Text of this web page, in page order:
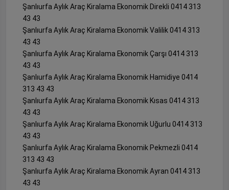
Şanlıurfa Aylık Araç Kiralama Ekonomik Direkli 0414 313
43 43
Şanlıurfa Aylık Araç Kiralama Ekonomik Valilik 0414 313
43 43
Şanlıurfa Aylık Araç Kiralama Ekonomik Çarşı 0414 313
43 43
Şanlıurfa Aylık Araç Kiralama Ekonomik Hamidiye 0414
313 43 43
Şanlıurfa Aylık Araç Kiralama Ekonomik Kısas 0414 313
43 43
Şanlıurfa Aylık Araç Kiralama Ekonomik Uğurlu 0414 313
43 43
Şanlıurfa Aylık Araç Kiralama Ekonomik Pekmezli 0414
313 43 43
Şanlıurfa Aylık Araç Kiralama Ekonomik Ayran 0414 313
43 43